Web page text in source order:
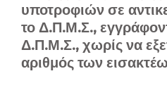
υποτροφιών σε
το Δ.Π.Μ.Σ.,
Δ.Π.Μ.Σ., χωρίς να
αριθμός των